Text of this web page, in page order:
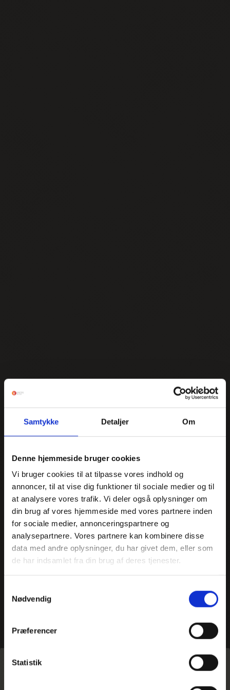
Samtykke Detaljer Om
Denne hjemmeside bruger cookies
Vi bruger cookies til at tilpasse vores indhold og
annoncer, til at vise dig funktioner til sociale medier og til
at analysere vores trafik. Vi deler også oplysninger om
din brug af vores hjemmeside med vores partnere inden
for sociale medier, annonceringspartnere og
analysepartnere. Vores partnere kan kombinere disse
data med andre oplysninger, du har givet dem, eller som
de har indsamlet fra din brug af deres tjenester.
Nødvendig
Præferencer
Statistik
Hjem >Unitas Rejser etablerer sig i Norge